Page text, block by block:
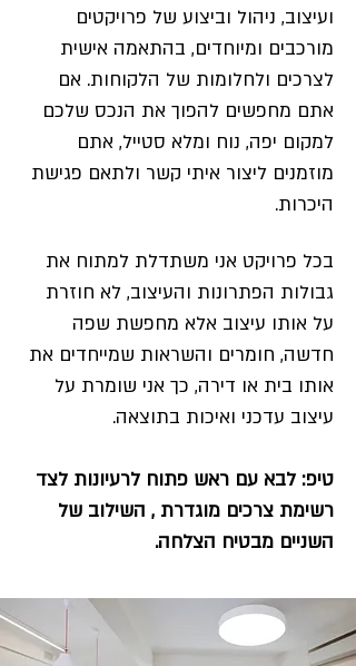
ועיצוב, ניהול וביצוע של פרויקטים
מורכבים ומיוחדים, בהתאמה אישית
לצרכים ולחלומות של הלקוחות. אם
אתם מחפשים להפוך את הנכס שלכם
למקום יפה, נוח ומלא סטייל, אתם
מוזמנים ליצור איתי קשר ולתאם פגישת
היכרות.
בכל פרויקט אני משתדלת למתוח את
גבולות הפתרונות והעיצוב, לא חוזרת
על אותו עיצוב אלא מחפשת שפה
חדשה, חומרים והשראות שמייחדים את
אותו בית או דירה, כך אני שומרת על
עיצוב עדכני ואיכות בתוצאה.
טיפ: לבא עם ראש פתוח לרעיונות לצד
רשימת צרכים מוגדרת , השילוב של
השניים מבטיח הצלחה.